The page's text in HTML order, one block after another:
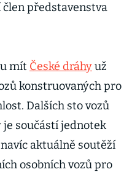
představenstva
mít České dráhyuž
konstruovaných pro
Dalších sto vozů
součástí jednotek
aktuálně soutěží
osobních vozů pro